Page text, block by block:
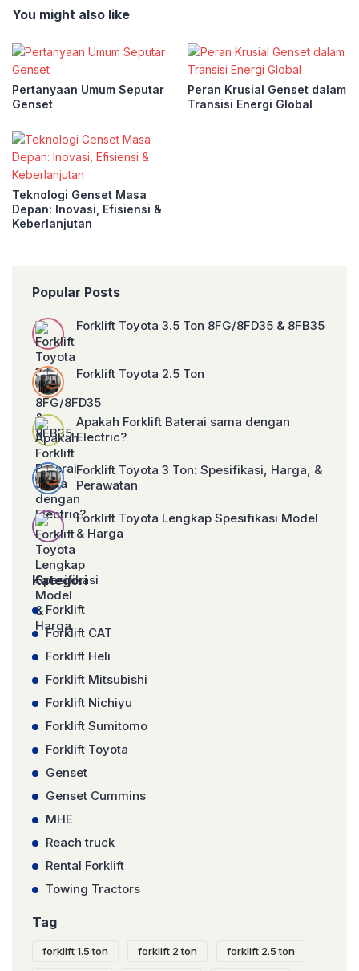
You might also like
Pertanyaan Umum Seputar
Genset
Peran Krusial Genset dalam
Transisi Energi Global
Teknologi Genset Masa
Depan: Inovasi, Efisiensi &
Keberlanjutan
Popular Posts
Forklift Toyota 3.5 Ton 8FG/8FD35 & 8FB35
Forklift Toyota 2.5 Ton
Apakah Forklift Baterai sama dengan
Electric?
Forklift Toyota 3 Ton: Spesifikasi, Harga, &
Perawatan
Forklift Toyota Lengkap Spesifikasi Model
& Harga
Kategori
Forklift
Forklift CAT
Forklift Heli
Forklift Mitsubishi
Forklift Nichiyu
Forklift Sumitomo
Forklift Toyota
Genset
Genset Cummins
MHE
Reach truck
Rental Forklift
Towing Tractors
Tag
forklift 1.5 ton forklift 2 ton forklift 2.5 ton